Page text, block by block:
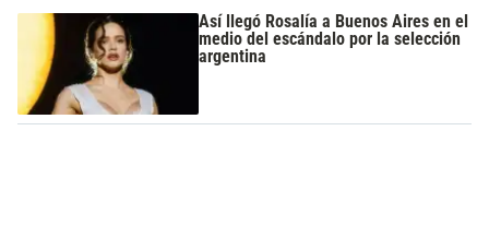
Así llegó Rosalía a Buenos Aires en el
medio del escándalo por la selección
argentina